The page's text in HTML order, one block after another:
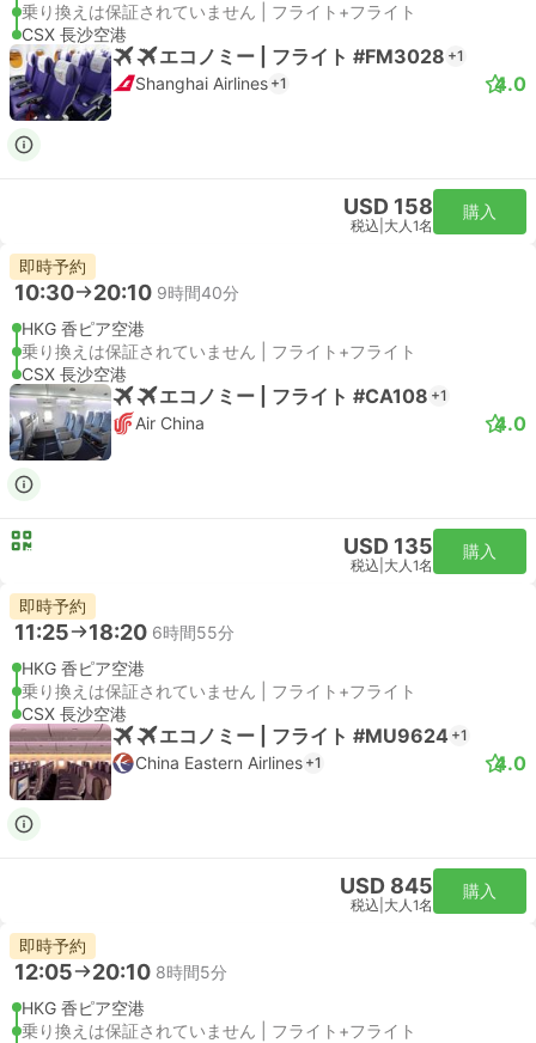
乗り換えは保証されていません | フライト+フライト
CSX 長沙空港
エコノミー | フライト #FM3028 +1
Shanghai Airlines +1 4.0
USD 158
税込 大人1名
購入
即時予約
10:30 20:10 9時間40分
HKG 香ピア空港
乗り換えは保証されていません | フライト+フライト
CSX 長沙空港
エコノミー | フライト #CA108 +1
Air China 4.0
USD 135
税込 大人1名
購入
即時予約
11:25 18:20 6時間55分
HKG 香ピア空港
乗り換えは保証されていません | フライト+フライト
CSX 長沙空港
エコノミー | フライト #MU9624 +1
China Eastern Airlines +1 4.0
USD 845
税込 大人1名
購入
即時予約
12:05 20:10 8時間5分
HKG 香ピア空港
乗り換えは保証されていません | フライト+フライト